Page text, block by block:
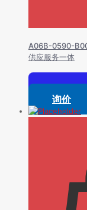
A06B-0590-
供应服务一体
Read
询价